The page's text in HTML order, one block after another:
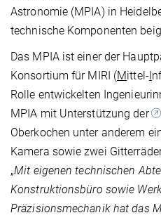
Astronomie (MPIA) in
technische Komponenten
Das MPIA ist einer der
Konsortium für MIRI (Mittel-I
Rolle entwickelten
MPIA mit Unterstützung der
Oberkochen unter anderem
Kamera sowie zwei
„Mit eigenen technischen
Konstruktionsbüro sowie
Präzisionsmechanik hat das